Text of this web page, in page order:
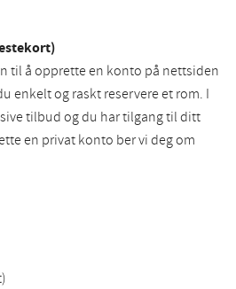
til å opprette en konto på nettsiden
enkelt og raskt reservere et rom. I
tilbud og du har tilgang til ditt
en privat konto ber vi deg om